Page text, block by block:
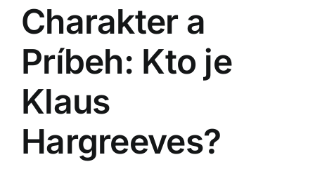
Charakter a
Príbeh: Kto je
Klaus
Hargreeves?